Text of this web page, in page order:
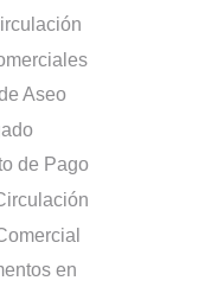
Aseo
de Pago
en